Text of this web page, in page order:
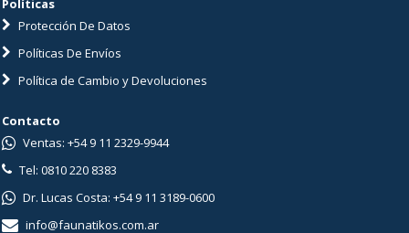
Políticas
Protección De Datos
Políticas De Envíos
Política de Cambio y Devoluciones
Contacto
Ventas: +54 9 11 2329-9944
Tel: 0810 220 8383
Dr. Lucas Costa: +54 9 11 3189-0600
info@faunatikos.com.ar